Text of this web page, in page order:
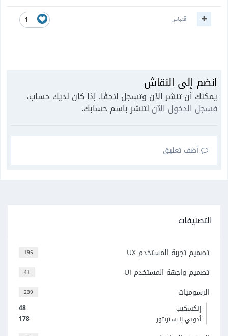
1 اقتباس
انضم إلى النقاش
يمكنك أن تنشر الآن وتسجل لاحقًا. إذا كان لديك حساب،
فسجل الدخول الآن لتنشر باسم حسابك.
أضف تعليق
التصنيفات
195 تصميم تجربة المستخدم UX
41 تصميم واجهة المستخدم UI
239 الرسوميات
48
إنكسكيب
178
أدوبي إليستريتور